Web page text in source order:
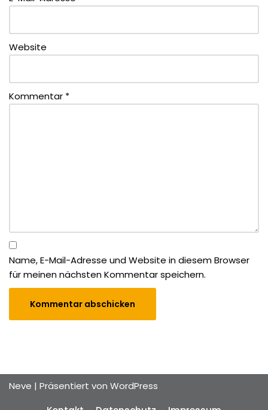
Website
Kommentar *
Name, E-Mail-Adresse und Website in diesem Browser
für meinen nächsten Kommentar speichern.
Neve | Präsentiert von WordPress